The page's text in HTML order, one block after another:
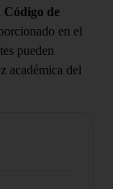
Código de
en el
pueden
académica del